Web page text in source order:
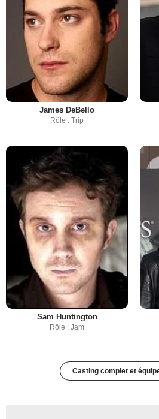
James DeBello
Rôle : Trip
Sam Huntington
Rôle : Jam
Casting complet et